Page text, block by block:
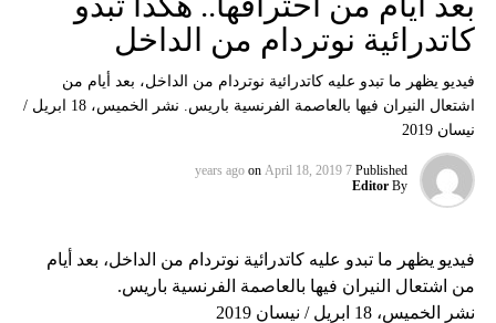
كاتدرائية نوتردام من الداخل
فيديو يظهر ما تبدو عليه كاتدرائية نوتردام من الداخل، بعد أيام من
اشتعال النيران فيها بالعاصمة الفرنسية باريس. نشر الخميس، 18 ابريل /
نيسان 2019
Published
7 years ago
on April 18, 2019
By
Editor
فيديو يظهر ما تبدو عليه كاتدرائية نوتردام من الداخل، بعد أيام
من اشتعال النيران فيها بالعاصمة الفرنسية باريس.
نشر الخميس، 18 ابريل / نيسان 2019